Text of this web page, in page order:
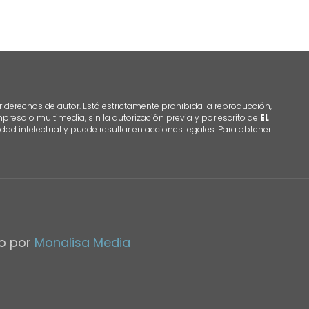
de autor. Está estrictamente prohibida la reproducción,
o multimedia, sin la autorización previa y por escrito de EL
intelectual y puede resultar en acciones legales. Para obtener
por Monalisa Media